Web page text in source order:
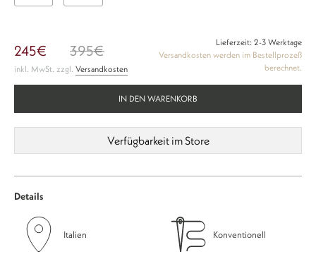
IN DEN WARENKORB
245€ 395€
inkl. MwSt. zzgl. Versandkosten
Lieferzeit: 2-3 Werktage
Versandkosten werden im Bestellprozeß
berechnet.
Verfügbarkeit im Store
Details
Italien Konventionell